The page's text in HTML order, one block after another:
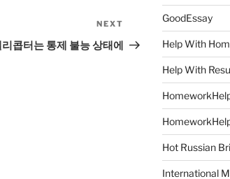
Post
NEXT
리콥터는 통제 불능 상태에
GoodEssay
Help With
Help With
Hot Russian
International